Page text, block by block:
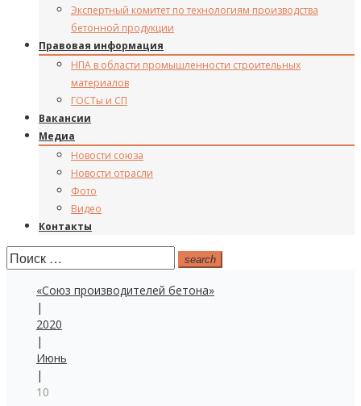
Экспертный комитет по технологиям производства
бетонной продукции
Правовая информация
НПА в области промышленности строительных
материалов
ГОСТы и СП
Вакансии
Медиа
Новости союза
Новости отрасли
Фото
Видео
Контакты
Поиск: search
«Союз производителей бетона»
|
2020
|
Июнь
|
10